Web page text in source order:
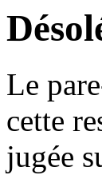
Le
cette
jugée